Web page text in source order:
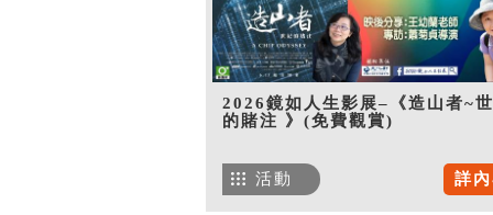
2026鏡如人生影展–《造山者~
的賭注 》(免費觀賞)
詳
活動